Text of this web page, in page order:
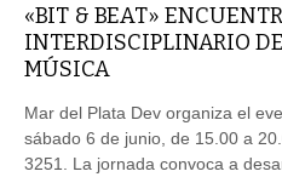
«BIT & BEAT»
INTERDISCIPLINARIO
MÚSICA
Mar del Plata Dev organiza el
sábado 6 de junio, de 15.00 a
3251. La jornada convoca a